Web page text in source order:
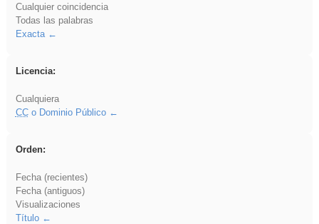
Cualquier coincidencia
Todas las palabras
Exacta
Licencia:
Cualquiera
CCo Dominio Público
Orden:
Fecha (recientes)
Fecha (antiguos)
Visualizaciones
Título